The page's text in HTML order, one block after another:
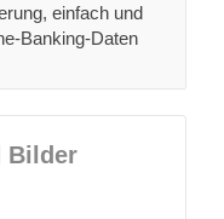
einfach und
Banking-Daten
Bilder